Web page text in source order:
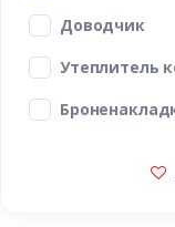
Доводчик
Утеплитель